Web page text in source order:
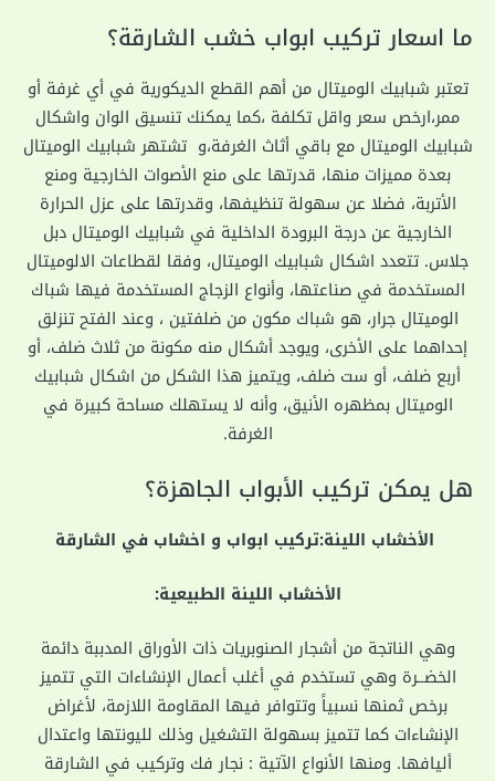
ما اسعار تركيب ابواب خشب الشارقة؟
تعتبر شبابيك الوميتال من أهم القطع الديكورية في أي غرفة أو
ممر،ارخص سعر واقل تكلفة ،كما يمكنك تنسيق الوان واشكال
شبابيك الوميتال مع باقي أثاث الغرفة،و تشتهر شبابيك الوميتال
بعدة مميزات منها، قدرتها على منع الأصوات الخارجية ومنع
الأتربة، فضلا عن سهولة تنظيفها، وقدرتها على عزل الحرارة
الخارجية عن درجة البرودة الداخلية في شبابيك الوميتال دبل
جلاس. تتعدد اشكال شبابيك الوميتال، وفقا لقطاعات الالوميتال
المستخدمة في صناعتها، وأنواع الزجاج المستخدمة فيها شباك
الوميتال جرار، هو شباك مكون من ضلفتين ، وعند الفتح تنزلق
إحداهما على الأخرى، ويوجد أشكال منه مكونة من ثلاث ضلف، أو
أربع ضلف، أو ست ضلف، ويتميز هذا الشكل من اشكال شبابيك
الوميتال بمظهره الأنيق، وأنه لا يستهلك مساحة كبيرة في
الغرفة.
هل يمكن تركيب الأبواب الجاهزة؟
الأخشاب اللينة:تركيب ابواب و اخشاب في الشارقة
الأخشاب اللينة الطبيعية:
وهي الناتجة من أشجار الصنوبريات ذات الأوراق المدببة دائمة
الخضــرة وهي تستخدم في أغلب أعمال الإنشاءات التي تتميز
برخص ثمنها نسبياً وتتوافر فيها المقاومة اللازمة، لأغراض
الإنشاءات كما تتميز بسهولة التشغيل وذلك لليونتها واعتدال
أليافها. ومنها الأنواع الآتية : نجار فك وتركيب في الشارقة